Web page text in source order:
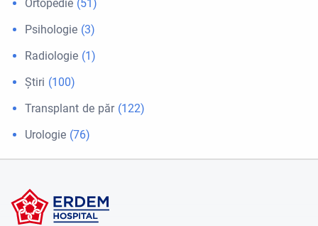
Ortopedie (51)
Psihologie (3)
Radiologie (1)
Ştiri (100)
Transplant de păr(122)
Urologie (76)